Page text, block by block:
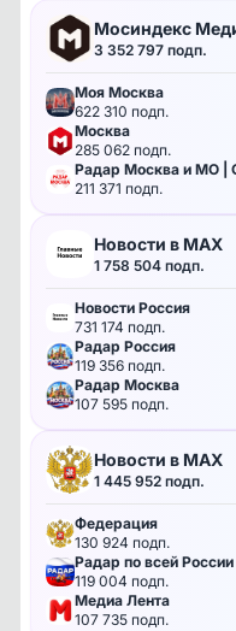
Коротнева
Рекламодатель
504033476491
ИНН
ERID
ИП Зурабян
Рекламодатель
480281781920
ИНН
2VtzqxFR1Dh
ERID
Мосиндекс
каналы
3 352 797 подп.
Моя Москва
622 310 подп.
Москва
285 062 подп.
Радар Москва и МО |
211 371 подп.
Новости в MAX
1 758 504 подп.
Новости Россия
731 174 подп.
Радар Россия
119 356 подп.
Радар Москва
107 595 подп.
Новости в MAX
1 445 952 подп.
Федерация
130 924 подп.
Радар по всей
119 004 подп.
Медиа Лента
107 735 подп.